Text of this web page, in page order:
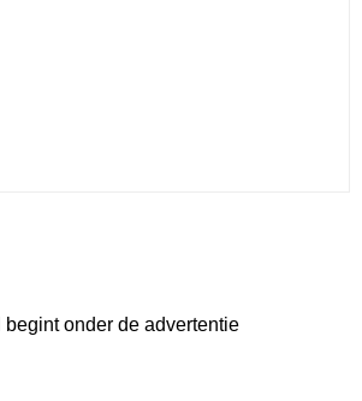
begint onder de advertentie